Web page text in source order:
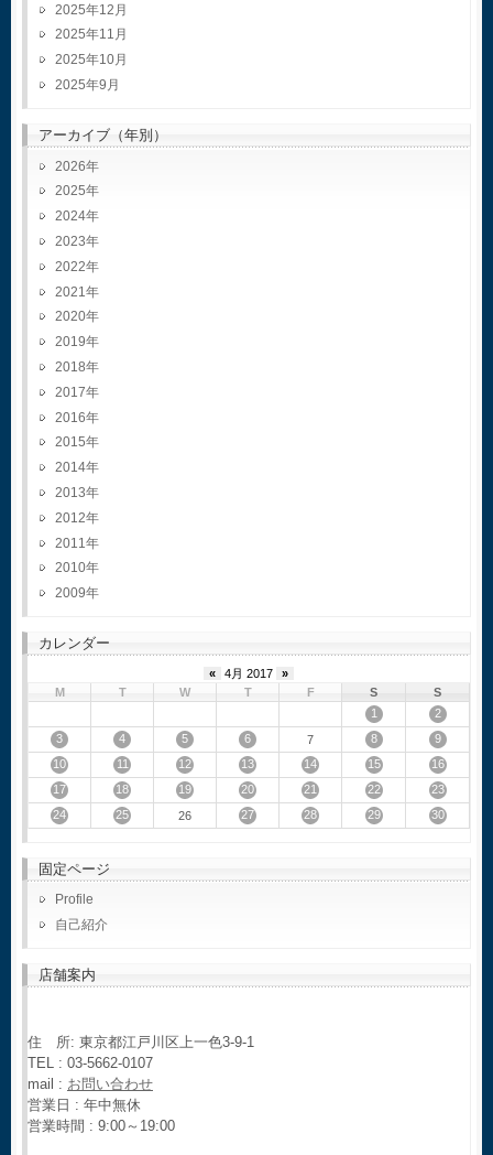
2025年12月
2025年11月
2025年10月
2025年9月
アーカイブ（年別）
2026
2025
2024
2023
2022
2021
2020
2019
2018
2017
2016
2015
2014
2013
2012
2011
2010
2009
カレンダー
« 4月 2017
»
M
T W T F S
S
1
2
3
4 5 6 7 8
9
10
11 12 13 14 15
16
17
18 19 20 21 22
23
24
25 26 27 28 29 30
固定ページ
Profile
自己紹介
店舗案内
住 所: 東京都江戸川区上一色3-9-1
TEL : 03-5662-0107
mail : お問い合わせ
営業日 : 年中無休
営業時間 : 9:00～19:00